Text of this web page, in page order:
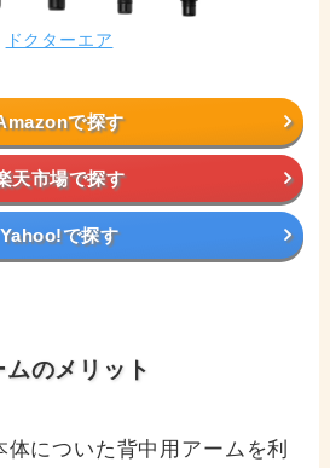
ドクターエア
で探す
天市場で探す
Yahoo!で探す
のメリット
についた背中用アームを利